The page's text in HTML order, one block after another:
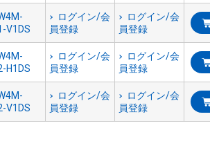
ログイン/会
員登録
ログイン/会
員登録
ログイン/会
員登録
ログイン/会
員登録
ログイン/会
員登録
ログイン/会
員登録